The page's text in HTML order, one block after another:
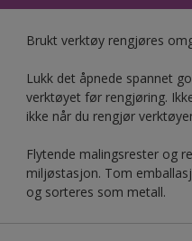
Brukt verktøy rengjøres
Lukk det åpnede spannet
verktøyet før rengjøring.
ikke når du rengjør
Flytende malingsrester og
miljøstasjon. Tom
og sorteres som metall.